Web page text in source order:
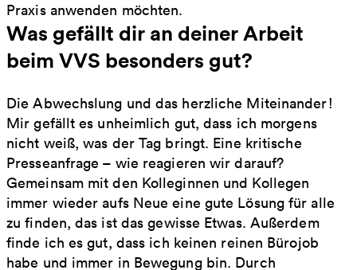
Praxis anwenden möchten.
Was gefällt dir an deiner Arbeit
beim VVS besonders gut?
Die Abwechslung und das herzliche Miteinander!
Mir gefällt es unheimlich gut, dass ich morgens
nicht weiß, was der Tag bringt. Eine kritische
Presseanfrage – wie reagieren wir darauf?
Gemeinsam mit den Kolleginnen und Kollegen
immer wieder aufs Neue eine gute Lösung für alle
zu finden, das ist das gewisse Etwas. Außerdem
finde ich es gut, dass ich keinen reinen Bürojob
habe und immer in Bewegung bin. Durch